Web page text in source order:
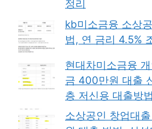
정리
kb미소금융 소상
법, 연 금리 4.5%
현대차미소금융
금 400만원 대출
층 저신용 대출방법
소상공인 창업대